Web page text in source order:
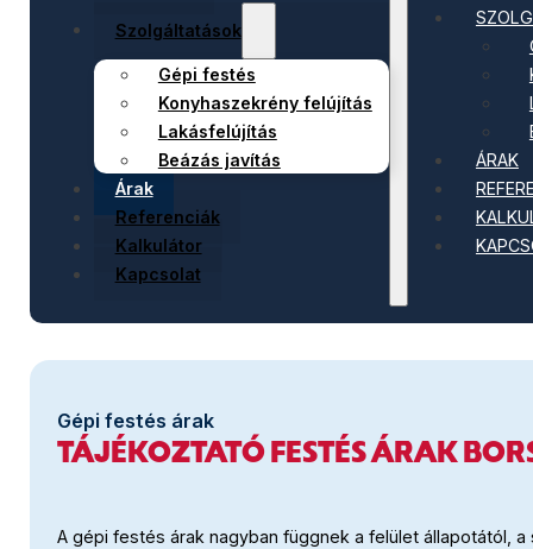
Szolgáltatások
Gépi festés
Konyhaszekrény felújítás
Lakásfelújítás
Beázás javítás
Árak
Referenciák
Kalkulátor
Kapcsolat
ÁRAK
Gépi festés árak
TÁJÉKOZTATÓ FESTÉS ÁRAK
A gépi festés árak nagyban függnek a felület állapotától,